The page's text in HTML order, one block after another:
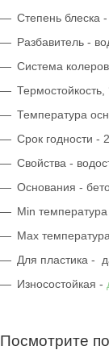
Степень блеска
Разбавитель -
Система
Термостойкость,
Температура
Срок годности -
Свойства -
Основания -
Min
Max
Для пластика -
Износостойкая -
Посмотрите